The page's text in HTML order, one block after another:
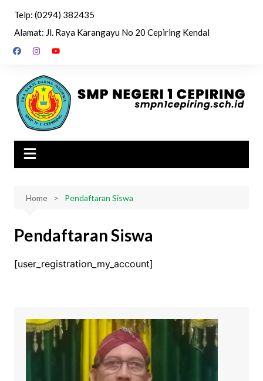
content
Telp: (0294) 382435
Alamat: Jl. Raya Karangayu No 20 Cepiring Kendal
Home Pendaftaran Siswa
Pendaftaran Siswa
[user_registration_my_account]